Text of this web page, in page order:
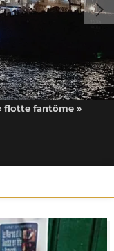
flotte fantôme »